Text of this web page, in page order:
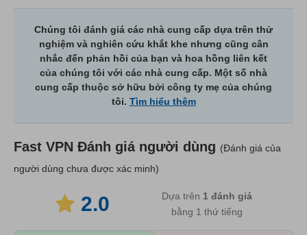
Chúng tôi đánh giá các nhà cung cấp dựa trên thử
nghiệm và nghiên cứu khắt khe nhưng cũng cân
nhắc đến phản hồi của bạn và hoa hồng liên kết
của chúng tôi với các nhà cung cấp. Một số nhà
cung cấp thuộc sở hữu bởi công ty mẹ của chúng
tôi. Tìm hiểu thêm
Fast VPN Đánh giá người dùng (Đánh giá của
người dùng chưa được xác minh)
2.0 Dựa trên 1 đánh giá
bằng 1 thứ tiếng